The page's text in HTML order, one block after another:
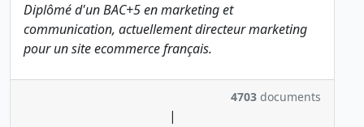
Diplômé d'un BAC+5 en marketing et
communication, actuellement directeur marketing
pour un site ecommerce français.
4703 documents
|